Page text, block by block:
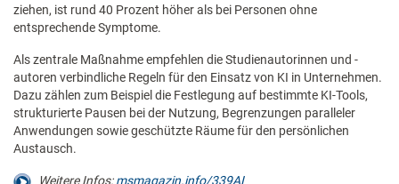
ziehen, ist rund 40 Prozent höher als bei Personen ohne
entsprechende Symptome.
Als zentrale Maßnahme empfehlen die Studienautorinnen und -
autoren verbindliche Regeln für den Einsatz von KI in Unternehmen.
Dazu zählen zum Beispiel die Festlegung auf bestimmte KI-Tools,
strukturierte Pausen bei der Nutzung, Begrenzungen paralleler
Anwendungen sowie geschützte Räume für den persönlichen
Austausch.
Weitere Infos:msmagazin.info/339AI